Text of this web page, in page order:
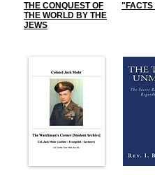
THE CONQUEST OF
THE WORLD BY THE
JEWS
"FACTS